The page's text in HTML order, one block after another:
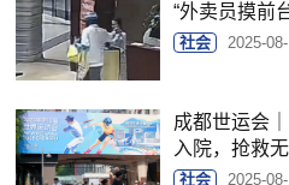
“外卖员摸前
社会 2025-
成都世运会
入院，抢救
社会 2025-